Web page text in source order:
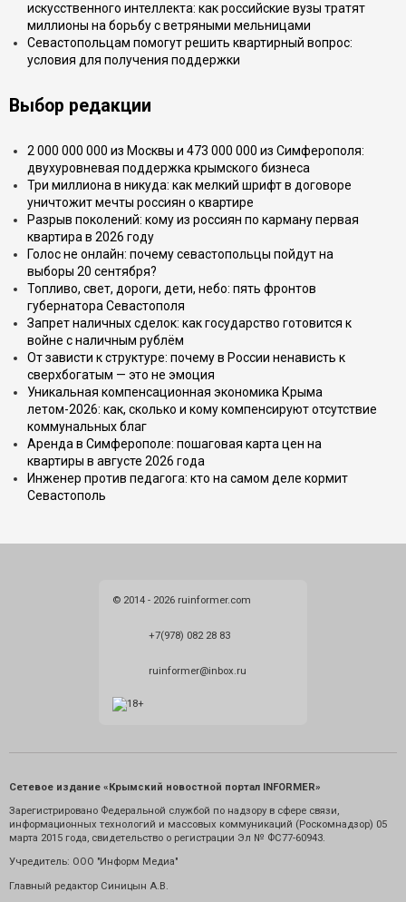
искусственного интеллекта: как российские вузы тратят
миллионы на борьбу с ветряными мельницами
Севастопольцам помогут решить квартирный вопрос:
условия для получения поддержки
Выбор редакции
2 000 000 000 из Москвы и 473 000 000 из Симферополя:
двухуровневая поддержка крымского бизнеса
Три миллиона в никуда: как мелкий шрифт в договоре
уничтожит мечты россиян о квартире
Разрыв поколений: кому из россиян по карману первая
квартира в 2026 году
Голос не онлайн: почему севастопольцы пойдут на
выборы 20 сентября?
Топливо, свет, дороги, дети, небо: пять фронтов
губернатора Севастополя
Запрет наличных сделок: как государство готовится к
войне с наличным рублём
От зависти к структуре: почему в России ненависть к
сверхбогатым — это не эмоция
Уникальная компенсационная экономика Крыма
летом-2026: как, сколько и кому компенсируют отсутствие
коммунальных благ
Аренда в Симферополе: пошаговая карта цен на
квартиры в августе 2026 года
Инженер против педагога: кто на самом деле кормит
Севастополь
© 2014 - 2026 ruinformer.com
+7(978) 082 28 83
ruinformer@inbox.ru
Сетевое издание «Крымский новостной портал INFORMER»
Зарегистрировано Федеральной службой по надзору в сфере связи,
информационных технологий и массовых коммуникаций (Роскомнадзор) 05
марта 2015 года, свидетельство о регистрации Эл № ФС77-60943.
Учредитель: ООО "Информ Медиа"
Главный редактор Синицын А.В.